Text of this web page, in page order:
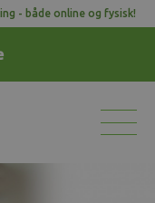
- både online og fysisk!